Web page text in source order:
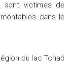
sont victimes de
dans le
du lac Tchad